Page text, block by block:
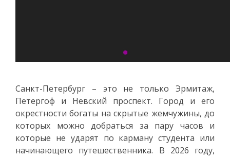
Санкт-Петербург – это не только Эрмитаж,
Петергоф и Невский проспект. Город и его
окрестности богаты на скрытые жемчужины, до
которых можно добраться за пару часов и
которые не ударят по карману студента или
начинающего путешественника. В 2026 году,